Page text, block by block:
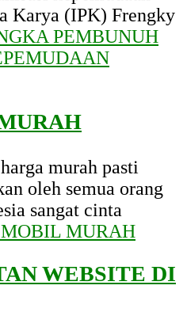
Karya (IPK) Frengky
PEMBUNUH
murah pasti
oleh semua orang
sangat cinta
MURAH
WEBSITE DI